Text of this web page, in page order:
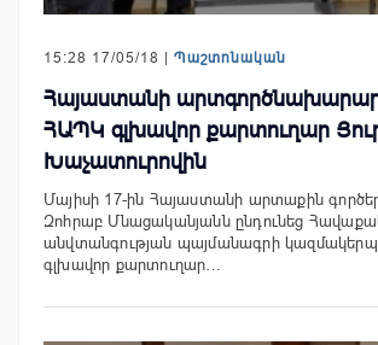
15:28 17/05/18 | Պաշտոնական
Հայաստանի
ՀԱՊԿ գլխավոր քարտուղար
Խաչատուրովին
Մայիսի 17-ին Հայաստանի արտաքին
Զոհրաբ Մնացականյանն ընդունեց
անվտանգության պայմանագրի
գլխավոր քարտուղար…